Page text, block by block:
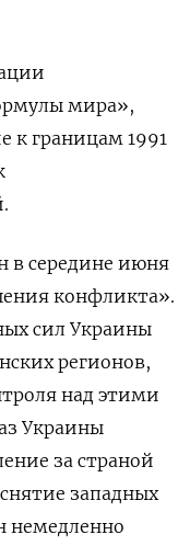
мира»,
к границам 1991
в середине июня
конфликта».
сил Украины
регионов,
над этими
Украины
за страной
западных
немедленно